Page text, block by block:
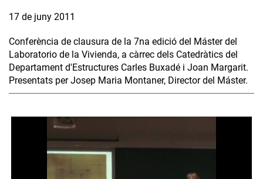
17 de juny 2011
Conferència de clausura de la 7na edició del Máster del
Laboratorio de la Vivienda, a càrrec dels Catedràtics del
Departament d'Estructures Carles Buxadé i Joan Margarit.
Presentats per Josep Maria Montaner, Director del Máster.